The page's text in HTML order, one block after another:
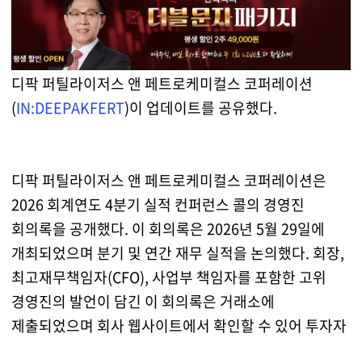
디팍 퍼틸라이저스 앤 페트로케미컬스 코퍼레이션
(IN:DEEPAKFERT)이 업데이트를 공유했다.
디팍 퍼틸라이저스 앤 페트로케미컬스 코퍼레이션은
2026 회계연도 4분기 실적 컨퍼런스 콜의 경영진
회의록을 공개했다. 이 회의록은 2026년 5월 29일에
개최되었으며 분기 및 연간 재무 실적을 논의했다. 회장,
최고재무책임자(CFO), 사업부 책임자를 포함한 고위
경영진의 발언이 담긴 이 회의록은 거래소에
제출되었으며 회사 웹사이트에서 확인할 수 있어 투자자